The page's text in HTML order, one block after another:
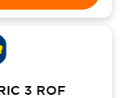
3 ROF